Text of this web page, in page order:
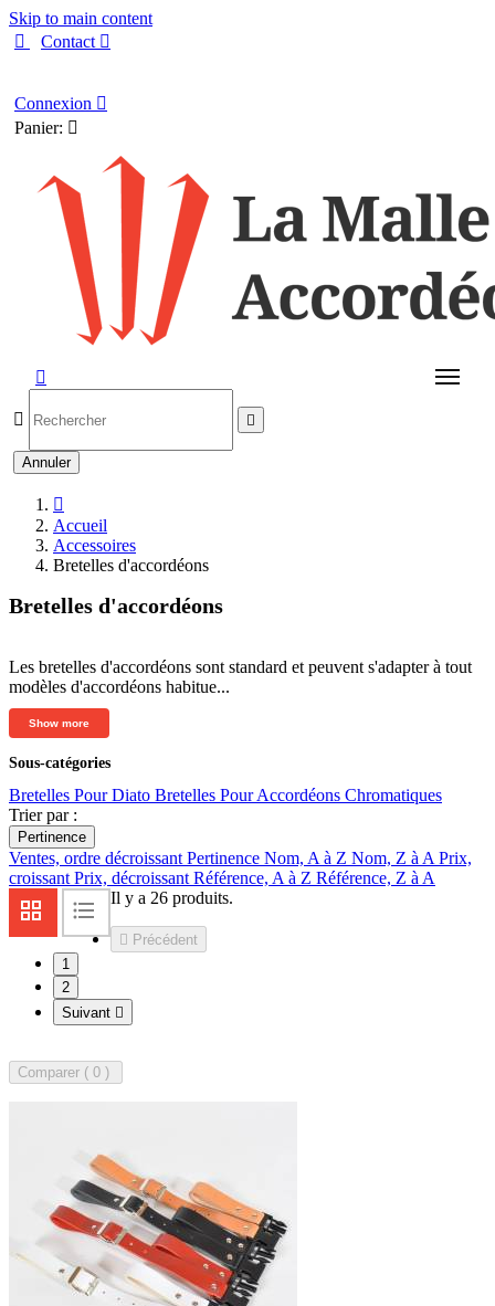
Skip to main content

Contact 
Connexion 
Panier: 

 
Annuler

Accueil
Accessoires
Bretelles d'accordéons
Bretelles d'accordéons
Les bretelles d'accordéons sont standard et peuvent s'adapter à tout
modèles d'accordéons habitue...
Show more
Sous-catégories
Bretelles Pour Diato Bretelles Pour Accordéons Chromatiques
Trier par :
Pertinence
Ventes, ordre décroissant Pertinence Nom, A à Z Nom, Z à A Prix,
croissant Prix, décroissant Référence, A à Z Référence, Z à A
Il y a 26 produits.
 Précédent
1
2
Suivant 
Comparer ( 0